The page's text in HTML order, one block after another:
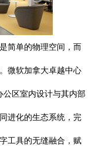
简单的物理空间，而
微软加拿大卓越中心
公区室内设计与其内部
进化的生态系统，完
工具的无缝融合，赋